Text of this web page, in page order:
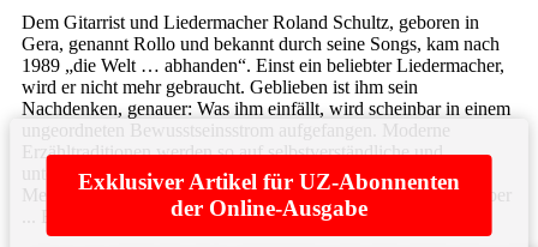
Dem Gitarrist und Liedermacher Roland Schultz, geboren in
Gera, genannt Rollo und bekannt durch seine Songs, kam nach
1989 „die Welt … abhanden“. Einst ein beliebter Liedermacher,
wird er nicht mehr gebraucht. Geblieben ist ihm sein
Nachdenken, genauer: Was ihm einfällt, wird scheinbar in einem
ungeordneten Bewusstseinsstrom aufgefangen. Moderne
Erzähltraditionen werden so auf selbstverständliche und
unterhaltende Weise verwendet, um das Scheitern eines
Menschen aus der DDR im Nachwendewahn mitzuerleben, aber
... Bitte
anmelden
Exklusiver Artikel für UZ-Abonnenten
der Online-Ausgabe